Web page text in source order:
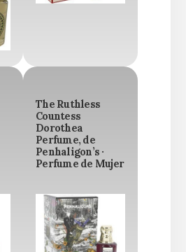
The Ruthless
Countess
Dorothea
Perfume, de
Penhaligon’s ·
Perfume de Mujer